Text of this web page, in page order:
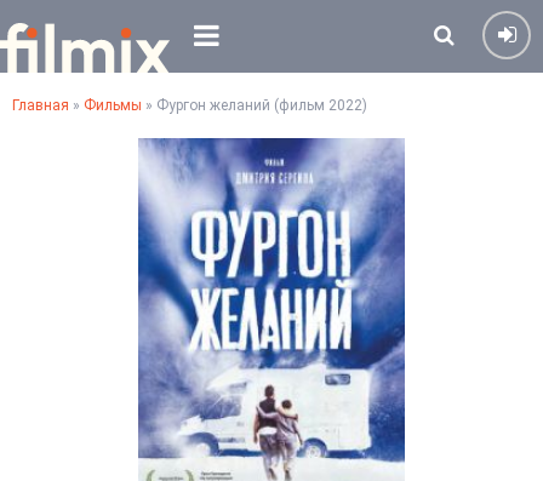
Главная » Фильмы » Фургон желаний (фильм 2022)